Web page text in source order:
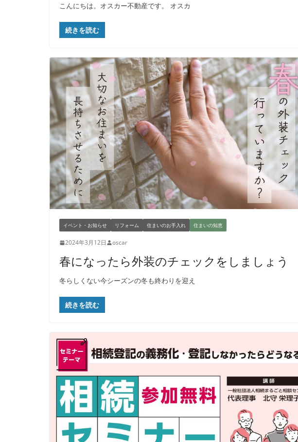
こんにちは。オスカー不動産です。 オスカ
続きを読む
イベント・お知らせ リフォーム 住まいのお手入れ 住まいの知恵
2024年3月12日 oscar
春になったら外装のチェックをしましょう
冬らしくない今シーズンの冬も終わりを迎え
続きを読む